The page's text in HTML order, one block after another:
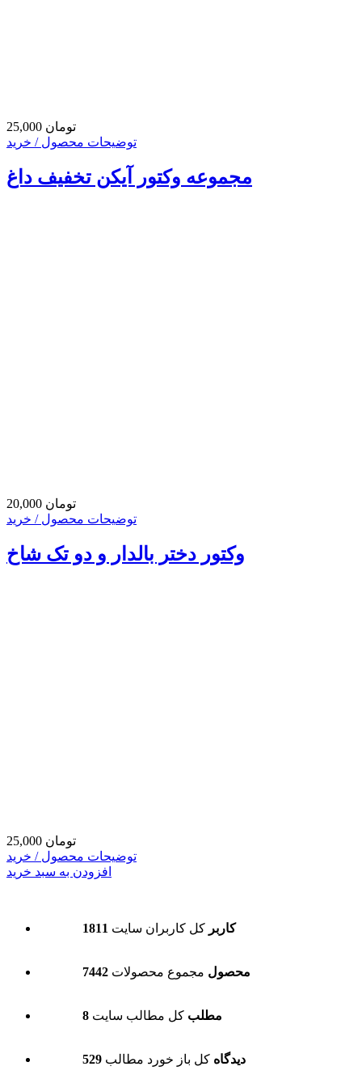
25,000 تومان
توضیحات محصول / خرید
مجموعه وکتور آیکن تخفیف داغ
20,000 تومان
توضیحات محصول / خرید
وکتور دختر بالدار و دو تک شاخ
25,000 تومان
توضیحات محصول / خرید
افزودن به سبد خرید
1811 کاربر کل کاربران سایت
7442 محصول مجموع محصولات
8 مطلب کل مطالب سایت
529 دیدگاه کل باز خورد مطالب